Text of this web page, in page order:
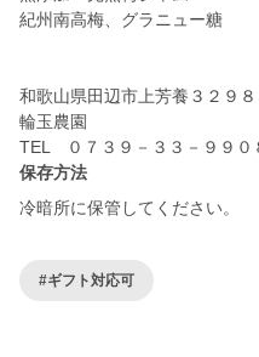
紀州南高梅、グラニュー糖
和歌山県田辺市上芳養３２９８
輪玉農園
保存方法
冷暗所に保管してください。
#ギフト対応可